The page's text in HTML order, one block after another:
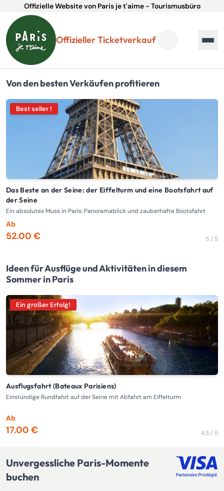
Offizielle Website von Paris je t'aime - Tourismusbüro
Offizieller Ticketverkauf
Von den besten Verkäufen profitieren
Best seller !
Das Beste an der Seine: der Eiffelturm und eine Bootsfahrt auf
der Seine
Ein absolutes Muss in Paris: Panoramablick und zauberhafte Bootsfahrt
Ab
52.00 € 5 / 5
Ideen für Ausflüge und Aktivitäten in diesem
Sommer in Paris
Ein großer Erfolg!
Ausflugsfahrt (Bateaux Parisiens)
Einstündige Rundfahrt auf der Seine mit Abfahrt am Eiffelturm
Ab
17.00 € 4.5 / 5
Unvergessliche Paris-Momente
buchen